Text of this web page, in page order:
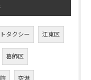
タクシー 江東区
葛飾区
空港